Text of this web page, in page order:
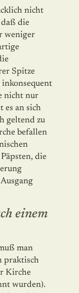
nicht
daß die
weniger
Spitze
inkonsequent
nicht nur
es an sich
geltend zu
befallen
die
einem
man
prak­tisch
Kirche
wurden).